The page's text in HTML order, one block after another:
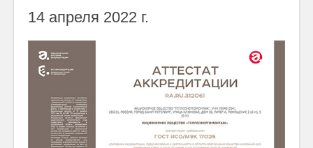
14 апреля 2022 г.